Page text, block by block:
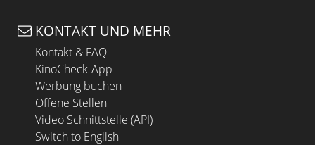
KONTAKT UND MEHR
Kontakt & FAQ
KinoCheck-App
Werbung buchen
Offene Stellen
Video Schnittstelle (API)
Switch to English